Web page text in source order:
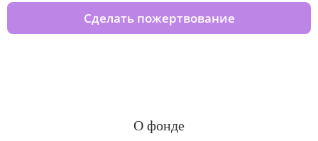
Сделать пожертвование
О фонде